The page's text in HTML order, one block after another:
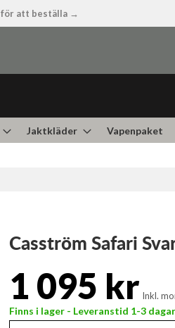
för att beställa →
Jaktkläder Vapenpaket
Casström Safari
1 095 kr Inkl.
Finns i lager - Leveranstid 1-3 dagar